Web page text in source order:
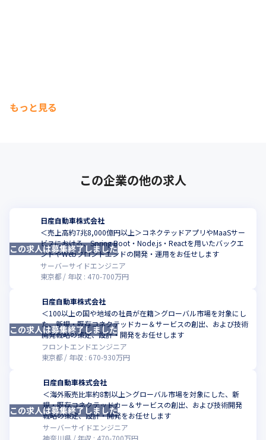
もっと見る
この企業の他の求人
日産自動車株式会社
＜売上高約7兆8,000億円以上＞コネクテッドアプリやMaaSサー
ビスにおける、Spring Boot・Node.js・Reactを用いたバックエ
ンドやWebフロントエンドの開発・運用をお任せします
サーバーサイドエンジニア
東京都
年収 : 470-700万円
この求人は募集終了しました
日産自動車株式会社
＜100以上の国や地域の社員が在籍＞グローバル市場を対象にし
た、新規・既存コネクテッドカー＆サービスの創出、および技術
開発戦略の策定、設計・開発をお任せします
フロントエンドエンジニア
東京都
年収 : 670-930万円
この求人は募集終了しました
日産自動車株式会社
＜海外販売比率約8割以上＞グローバル市場を対象にした、新
規・既存コネクテッドカー＆サービスの創出、および技術開発
戦略の策定、設計・開発をお任せします
サーバーサイドエンジニア
神奈川県
年収 : 470-700万円
この求人は募集終了しました